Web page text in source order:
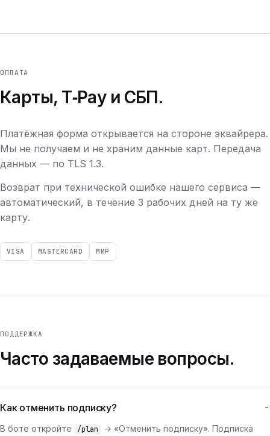
ОПЛАТА
Карты, T‑Pay и СБП.
Платёжная форма открывается на стороне эквайрера.
Мы не получаем и не храним данные карт. Передача
данных — по TLS 1.3.
Возврат при технической ошибке нашего сервиса —
автоматический, в течение 3 рабочих дней на ту же
карту.
VISA MASTERCARD МИР
ПОДДЕРЖКА
Часто задаваемые вопросы.
Как отменить подписку?
В боте откройте /plan
→ «Отменить подписку». Подписка